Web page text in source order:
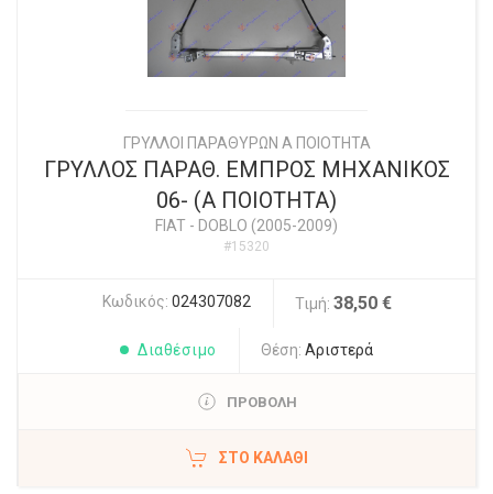
ΓΡΥΛΛΟΙ ΠΑΡΑΘΥΡΩΝ Α ΠΟΙΟΤΗΤΑ
ΓΡΥΛΛΟΣ ΠΑΡΑΘ. ΕΜΠΡΟΣ ΜΗΧΑΝΙΚΟΣ
06- (Α ΠΟΙΟΤΗΤΑ)
FIAT - DOBLO (2005-2009)
#15320
Κωδικός: 024307082 Τιμή: 38,50 €
Διαθέσιμο Θέση: Αριστερά
ΠΡΟΒΟΛΗ
ΣΤΟ ΚΑΛΆΘΙ